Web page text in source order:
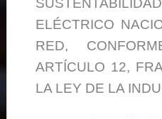
ELÉCTRICO
RED,
ARTÍCULO 12,
LA LEY DE LA